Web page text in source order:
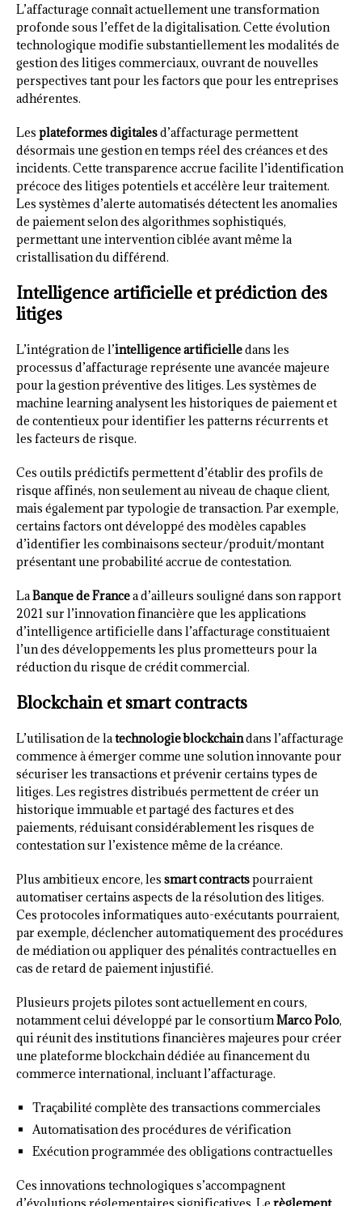
L’affacturage connaît actuellement une transformation
profonde sous l’effet de la digitalisation. Cette évolution
technologique modifie substantiellement les modalités de
gestion des litiges commerciaux, ouvrant de nouvelles
perspectives tant pour les factors que pour les entreprises
adhérentes.
Les plateformes digitalesd’affacturage permettent
désormais une gestion en temps réel des créances et des
incidents. Cette transparence accrue facilite l’identification
précoce des litiges potentiels et accélère leur traitement.
Les systèmes d’alerte automatisés détectent les anomalies
de paiement selon des algorithmes sophistiqués,
permettant une intervention ciblée avant même la
cristallisation du différend.
Intelligence artificielle et prédiction des
litiges
L’intégration de l’intelligence artificielledans les
processus d’affacturage représente une avancée majeure
pour la gestion préventive des litiges. Les systèmes de
machine learning analysent les historiques de paiement et
de contentieux pour identifier les patterns récurrents et
les facteurs de risque.
Ces outils prédictifs permettent d’établir des profils de
risque affinés, non seulement au niveau de chaque client,
mais également par typologie de transaction. Par exemple,
certains factors ont développé des modèles capables
d’identifier les combinaisons secteur/produit/montant
présentant une probabilité accrue de contestation.
LaBanque de Francea d’ailleurs souligné dans son rapport
2021 sur l’innovation financière que les applications
d’intelligence artificielle dans l’affacturage constituaient
l’un des développements les plus prometteurs pour la
réduction du risque de crédit commercial.
Blockchain et smart contracts
L’utilisation de latechnologie blockchaindans l’affacturage
commence à émerger comme une solution innovante pour
sécuriser les transactions et prévenir certains types de
litiges. Les registres distribués permettent de créer un
historique immuable et partagé des factures et des
paiements, réduisant considérablement les risques de
contestation sur l’existence même de la créance.
Plus ambitieux encore, les smart contractspourraient
automatiser certains aspects de la résolution des litiges.
Ces protocoles informatiques auto-exécutants pourraient,
par exemple, déclencher automatiquement des procédures
de médiation ou appliquer des pénalités contractuelles en
cas de retard de paiement injustifié.
Plusieurs projets pilotes sont actuellement en cours,
notamment celui développé par le consortiumMarco Polo,
qui réunit des institutions financières majeures pour créer
une plateforme blockchain dédiée au financement du
commerce international, incluant l’affacturage.
Traçabilité complète des transactions commerciales
Automatisation des procédures de vérification
Exécution programmée des obligations contractuelles
Ces innovations technologiques s’accompagnent